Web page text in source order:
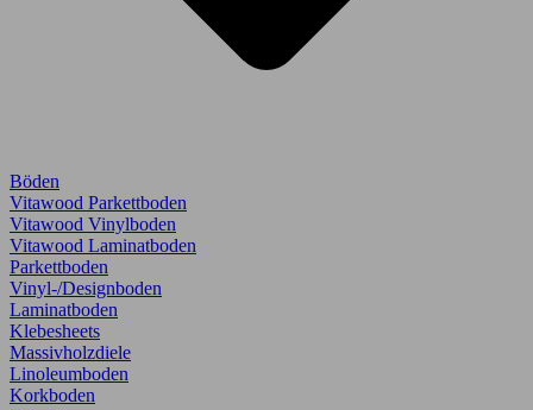
Böden
Vitawood Parkettboden
Vitawood Vinylboden
Vitawood Laminatboden
Parkettboden
Vinyl-/Designboden
Laminatboden
Klebesheets
Massivholzdiele
Linoleumboden
Korkboden